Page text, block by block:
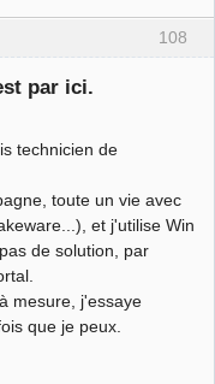
108
par ici.
technicien de
toute un vie avec
et j'utilise Win
de solution, par
mesure, j'essaye
que je peux.